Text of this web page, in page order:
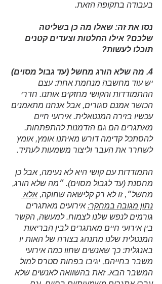
בעבודה בתקופה הזאת.
נסו את זה: שאלו מה כן בשליטה
שלכם? אילו החלטות וצעדים קטנים
תוכלו לעשות?
4. מה שלא הורג מחשל (עד גבול מסוים)
יש עוד מחשבה מנחמת אחת: עצם
ההתמודדות והקושי מחזקים אותנו. חדרי
הכושר אמנם סגורים, אבל אנחנו מתאמנים
עכשיו בזירה המנטאלית. אירועי חיים
מאתגרים הם גם הזדמנות להתפתחות.
להסתכל קדימה דורש מאיתנו אומץ, אומץ
לשחרר את העבר וליצור משמעות לעתיד.
התמודדות עם קושי היא לא נעימה, אבל כן
מחסנת (עד לגבול מסוים). ״מה שלא הורג,
מחשל״, זו לא רק קלישאה שחוקה, אלא
נתון מגובה במחקר: אירועים מאתגרים
גורמים לנפש שלנו לצמוח. למעשה, הקשר
בין אירועי חיים מאתגרים לבין הבריאות
המנטלית שלנו מתנהג בצורה של האות יו
באנגלית: כך שאנשים שחוו כמה אירועי
משבר בחייהם, יגיבו בפחות סטרס למול
המשבר הבא. זאת בהשוואה לאנשים שלא